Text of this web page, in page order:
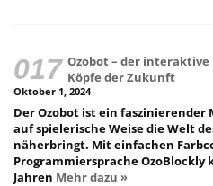
Ozobot – der
Köpfe der Zukunft
Oktober 1, 2024
Der Ozobot ist ein faszinierender
auf spielerische Weise die Welt
näherbringt. Mit einfachen
Programmiersprache OzoBlockly
Jahren Mehr dazu »